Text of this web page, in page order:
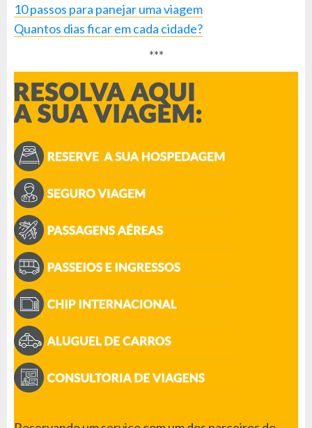
10 passos para panejar uma viagem
Quantos dias ficar em cada cidade?
***